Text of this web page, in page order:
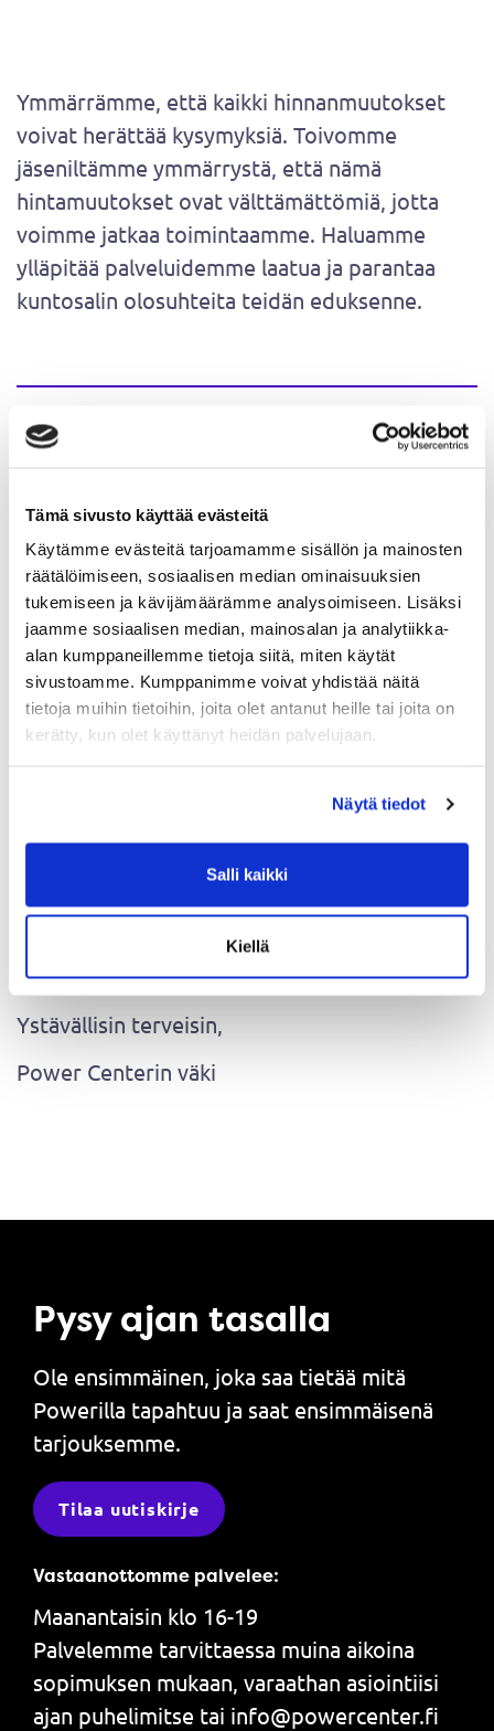
Tämä sivusto käyttää evästeitä
Käytämme evästeitä tarjoamamme sisällön ja mainosten
räätälöimiseen, sosiaalisen median ominaisuuksien
tukemiseen ja kävijämäärämme analysoimiseen. Lisäksi
jaamme sosiaalisen median, mainosalan ja analytiikka-
alan kumppaneillemme tietoja siitä, miten käytät
sivustoamme. Kumppanimme voivat yhdistää näitä
tietoja muihin tietoihin, joita olet antanut heille tai joita on
kerätty, kun olet käyttänyt heidän palvelujaan.
Näytä tiedot
Salli kaikki
Kiellä
Ymmärrämme, että kaikki hinnanmuutokset
voivat herättää kysymyksiä. Toivomme
jäseniltämme ymmärrystä, että nämä
hintamuutokset ovat välttämättömiä, jotta
voimme jatkaa toimintaamme. Haluamme
ylläpitää palveluidemme laatua ja parantaa
kuntosalin olosuhteita teidän eduksenne.
Centerillä. Myös aikakorttien
hinnat nousevat 1.1.2025
arvonlisäveron verran.
Jos sinulla on kysyttävää tai haluat keskustella
asiakaspalvelumme on aina valmis auttamaan.
info@powercenter.fi
Kiitos ymmärryksestäsi ja tuestasi. Yhdessä
voimme jatkaa matkaa kohti terveyttä ja
hyvinvointia.
Ystävällisin terveisin,
Power Centerin väki
Pysy ajan tasalla
Ole ensimmäinen, joka saa tietää mitä
Powerilla tapahtuu ja saat ensimmäisenä
tarjouksemme.
Tilaa uutiskirje
Vastaanottomme palvelee:
Maanantaisin klo 16-19
Palvelemme tarvittaessa muina aikoina
sopimuksen mukaan, varaathan asiointiisi
ajan puhelimitse tai info@powercenter.fi